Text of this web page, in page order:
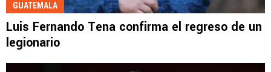
GUATEMALA
Luis Fernando Tena confirma el regreso de un
legionario